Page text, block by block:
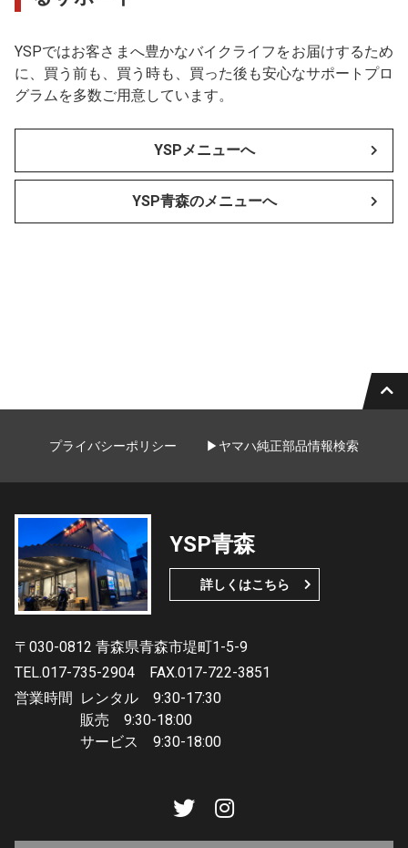
YSPではお客さまへ豊かなバイクライフをお届けするため
に、買う前も、買う時も、買った後も安心なサポートプロ
グラムを多数ご用意しています。
YSPメニューへ
YSP青森のメニューへ
プライバシーポリシー ▶ヤマハ純正部品情報検索
YSP青森
詳しくはこちら
〒030-0812 青森県青森市堤町1-5-9
TEL.017-735-2904
FAX.017-722-3851
営業時間 レンタル 9:30-17:30
販売 9:30-18:00
サービス 9:30-18:00